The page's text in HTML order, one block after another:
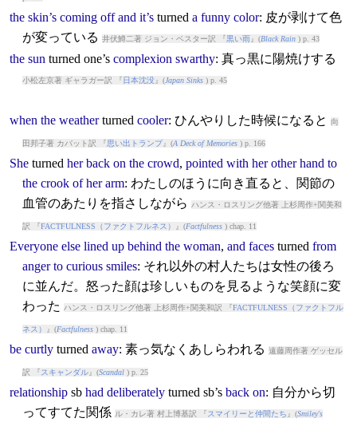
the skin’s coming off and it’s turned a funny color: 皮が剥けて色
が変っている 井伏鱒二著 ジョン・ベスター訳 『黒い雨』(Black Rain) p. 43
the sun turned one’s complexion swarthy: 真っ黒に陽焼けする
小松左京著 ギャラガー訳 『 日本沈没』(Japan Sinks) p. 45
when the weather turned cooler: ひんやりした時候になると 向
田邦子著 カバット訳 『思い出トランプ』(A Deck of Memories) p. 166
She turned her back on the crowd, pointed with her other hand to
the crook of her arm: わたしのほうに向き直ると、関節の
血管のあたりを指さしながら
ハンス・ロスリング他著 上杉周作+関美和
訳 『FACTFULNESS（ファクトフルネス） 』(Factfulness) chap. 11
Everyone else lined up behind the woman, and faces turned from
anger to curious smiles: それ以外の村人たちは女性の後ろ
に並んだ。怒った顔は珍しいものを見るような笑顔に変
わった
ハンス・ロスリング他著 上杉周作+関美和訳 『FACTFULNESS（ファクトフル
ネス） 』(Factfulness) chap. 11
be curtly turned away: 素っ気なくあしらわれる 遠藤周作著 ゲッセル
訳 『スキャンダル』(Scandal) p. 25
relationshipsb had deliberately turned sb’s back on: 自分から切
ってすてた関係 ル・カレ著 村上博基訳 『スマイリーと仲間たち 』(Smiley's